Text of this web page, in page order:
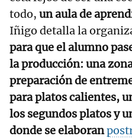
todo, un aula de
Iñigo detalla la
para que el alumno
la producción: una
preparación de
para platos calientes,
los segundos platos y
donde se elaboran